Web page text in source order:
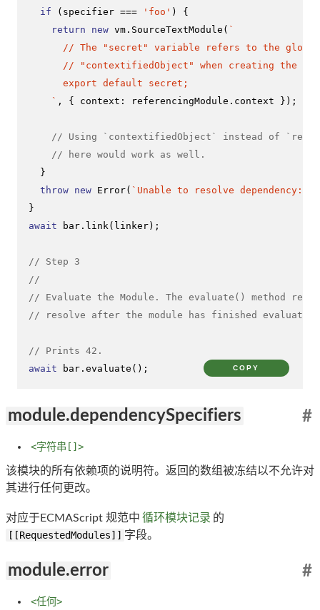
if (specifier === 'foo' ) {
return
new vm. SourceTextModule ( `
// The "secret" variable refers to the
// "contextifiedObject" when creating the
      export default secret;
    `
, { context : referencingModule. context });
// Using `contextifiedObject` instead of
// here would work as well.
  }
throw new Error( `Unable to resolve dependency:
await bar. link (linker);
// Step 3
//
// Evaluate the Module. The evaluate() method
// resolve after the module has finished
// Prints 42.
await bar.evaluate(); COPY
module.dependencySpecifiers #
<字符串[]>
该模块的所有依赖项的说明符。返回的数组被冻结以不允许对
其进行任何更改。
对应于ECMAScript 规范中 循环模块记录 的
[[RequestedModules]] 字段。
module.error #
<任何>